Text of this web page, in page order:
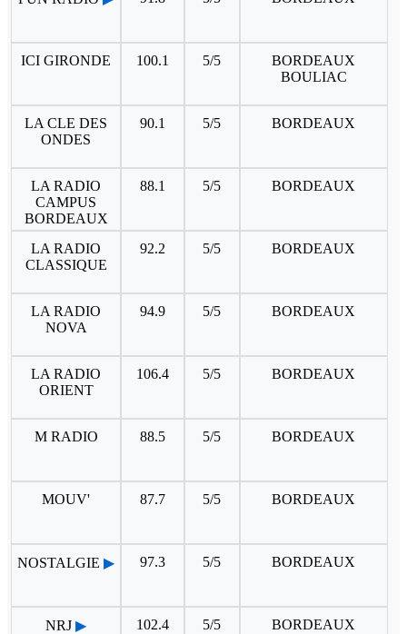
ICI GIRONDE 100.1 5/5
BORDEAUX
BOULIAC
LA CLE DES
ONDES
90.1 5/5 BORDEAUX
LA RADIO
CAMPUS
BORDEAUX
88.1 5/5 BORDEAUX
LA RADIO
CLASSIQUE
92.2 5/5 BORDEAUX
LA RADIO
NOVA
94.9 5/5 BORDEAUX
LA RADIO
ORIENT
106.4 5/5 BORDEAUX
M RADIO 88.5 5/5 BORDEAUX
MOUV' 87.7 5/5 BORDEAUX
NOSTALGIE ▶ 97.3 5/5 BORDEAUX
NRJ ▶ 102.4 5/5 BORDEAUX